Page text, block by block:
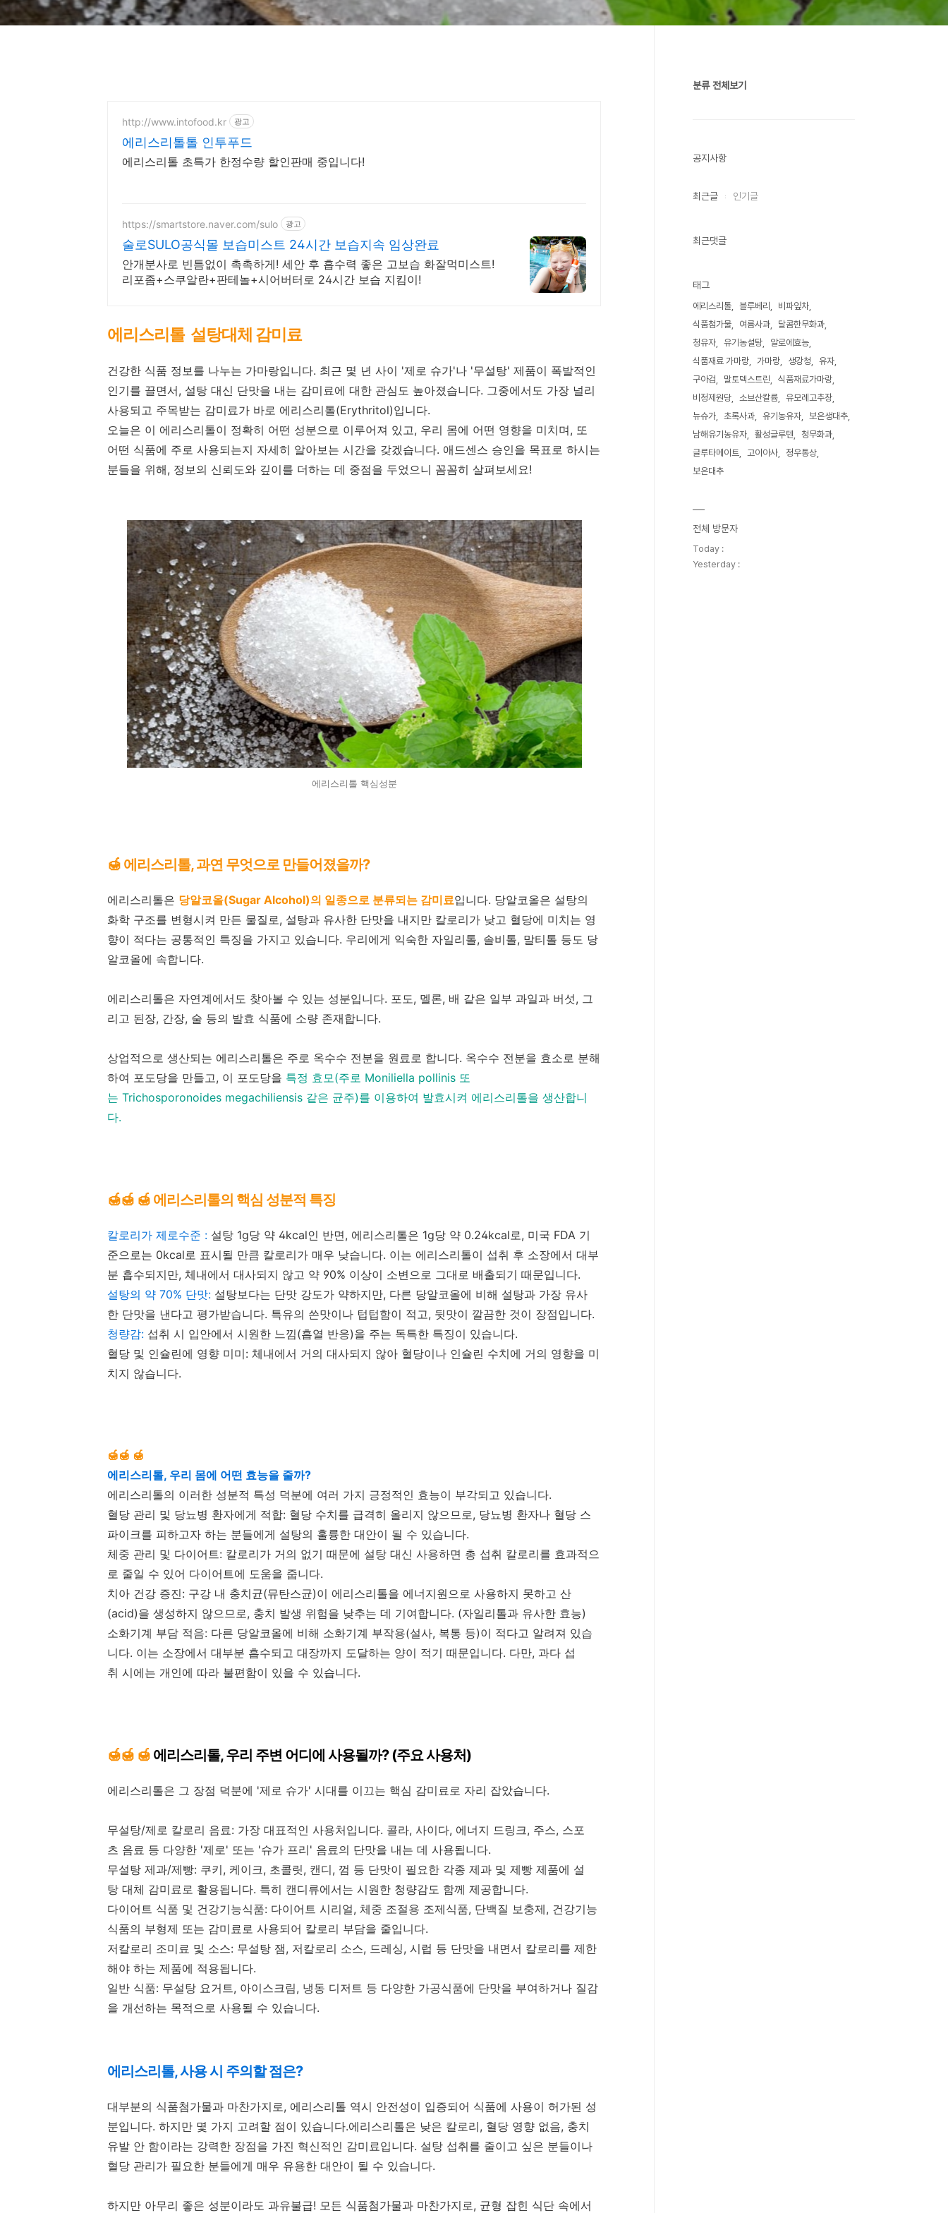
http://www.intofood.kr 광고
에리스리톨톨 인투푸드
에리스리톨 초특가 한정수량 할인판매 중입니다!
https://smartstore.naver.com/sulo 광고
술로SULO공식몰 보습미스트 24시간 보습지속 임상완료
안개분사로 빈틈없이 촉촉하게! 세안 후 흡수력 좋은 고보습 화잘먹미스트!
리포좀+스쿠알란+판테놀+시어버터로 24시간 보습 지킴이!
에리스리톨 설탕대체 감미료
건강한 식품 정보를 나누는 가마랑입니다. 최근 몇 년 사이 '제로 슈가'나 '무설탕' 제품이 폭발적인
인기를 끌면서, 설탕 대신 단맛을 내는 감미료에 대한 관심도 높아졌습니다. 그중에서도 가장 널리
사용되고 주목받는 감미료가 바로 에리스리톨(Erythritol)입니다.
오늘은 이 에리스리톨이 정확히 어떤 성분으로 이루어져 있고, 우리 몸에 어떤 영향을 미치며, 또
어떤 식품에 주로 사용되는지 자세히 알아보는 시간을 갖겠습니다. 애드센스 승인을 목표로 하시는
분들을 위해, 정보의 신뢰도와 깊이를 더하는 데 중점을 두었으니 꼼꼼히 살펴보세요!
에리스리톨 핵심성분
🍯 에리스리톨, 과연 무엇으로 만들어졌을까?
에리스리톨은 당알코올(Sugar Alcohol)의 일종으로 분류되는 감미료입니다. 당알코올은 설탕의
화학 구조를 변형시켜 만든 물질로, 설탕과 유사한 단맛을 내지만 칼로리가 낮고 혈당에 미치는 영
향이 적다는 공통적인 특징을 가지고 있습니다. 우리에게 익숙한 자일리톨, 솔비톨, 말티톨 등도 당
알코올에 속합니다.
에리스리톨은 자연계에서도 찾아볼 수 있는 성분입니다. 포도, 멜론, 배 같은 일부 과일과 버섯, 그
리고 된장, 간장, 술 등의 발효 식품에 소량 존재합니다.
상업적으로 생산되는 에리스리톨은 주로 옥수수 전분을 원료로 합니다. 옥수수 전분을 효소로 분해
하여 포도당을 만들고, 이 포도당을 특정 효모(주로 Moniliella pollinis 또
는 Trichosporonoides megachiliensis 같은 균주)를 이용하여 발효시켜 에리스리톨을 생산합니
다.
🍯🍯 🍯 에리스리톨의 핵심 성분적 특징
칼로리가 제로수준 : 설탕 1g당 약 4kcal인 반면, 에리스리톨은 1g당 약 0.24kcal로, 미국 FDA 기
준으로는 0kcal로 표시될 만큼 칼로리가 매우 낮습니다. 이는 에리스리톨이 섭취 후 소장에서 대부
분 흡수되지만, 체내에서 대사되지 않고 약 90% 이상이 소변으로 그대로 배출되기 때문입니다.
설탕의 약 70% 단맛: 설탕보다는 단맛 강도가 약하지만, 다른 당알코올에 비해 설탕과 가장 유사
한 단맛을 낸다고 평가받습니다. 특유의 쓴맛이나 텁텁함이 적고, 뒷맛이 깔끔한 것이 장점입니다.
청량감: 섭취 시 입안에서 시원한 느낌(흡열 반응)을 주는 독특한 특징이 있습니다.
혈당 및 인슐린에 영향 미미: 체내에서 거의 대사되지 않아 혈당이나 인슐린 수치에 거의 영향을 미
치지 않습니다.
🍯🍯 🍯
에리스리톨, 우리 몸에 어떤 효능을 줄까?
에리스리톨의 이러한 성분적 특성 덕분에 여러 가지 긍정적인 효능이 부각되고 있습니다.
혈당 관리 및 당뇨병 환자에게 적합: 혈당 수치를 급격히 올리지 않으므로, 당뇨병 환자나 혈당 스
파이크를 피하고자 하는 분들에게 설탕의 훌륭한 대안이 될 수 있습니다.
체중 관리 및 다이어트: 칼로리가 거의 없기 때문에 설탕 대신 사용하면 총 섭취 칼로리를 효과적으
로 줄일 수 있어 다이어트에 도움을 줍니다.
치아 건강 증진: 구강 내 충치균(뮤탄스균)이 에리스리톨을 에너지원으로 사용하지 못하고 산
(acid)을 생성하지 않으므로, 충치 발생 위험을 낮추는 데 기여합니다. (자일리톨과 유사한 효능)
소화기계 부담 적음: 다른 당알코올에 비해 소화기계 부작용(설사, 복통 등)이 적다고 알려져 있습
니다. 이는 소장에서 대부분 흡수되고 대장까지 도달하는 양이 적기 때문입니다. 다만, 과다 섭
취 시에는 개인에 따라 불편함이 있을 수 있습니다.
🍯🍯 🍯 에리스리톨, 우리 주변 어디에 사용될까? (주요 사용처)
에리스리톨은 그 장점 덕분에 '제로 슈가' 시대를 이끄는 핵심 감미료로 자리 잡았습니다.
무설탕/제로 칼로리 음료: 가장 대표적인 사용처입니다. 콜라, 사이다, 에너지 드링크, 주스, 스포
츠 음료 등 다양한 '제로' 또는 '슈가 프리' 음료의 단맛을 내는 데 사용됩니다.
무설탕 제과/제빵: 쿠키, 케이크, 초콜릿, 캔디, 껌 등 단맛이 필요한 각종 제과 및 제빵 제품에 설
탕 대체 감미료로 활용됩니다. 특히 캔디류에서는 시원한 청량감도 함께 제공합니다.
다이어트 식품 및 건강기능식품: 다이어트 시리얼, 체중 조절용 조제식품, 단백질 보충제, 건강기능
식품의 부형제 또는 감미료로 사용되어 칼로리 부담을 줄입니다.
저칼로리 조미료 및 소스: 무설탕 잼, 저칼로리 소스, 드레싱, 시럽 등 단맛을 내면서 칼로리를 제한
해야 하는 제품에 적용됩니다.
일반 식품: 무설탕 요거트, 아이스크림, 냉동 디저트 등 다양한 가공식품에 단맛을 부여하거나 질감
을 개선하는 목적으로 사용될 수 있습니다.
에리스리톨, 사용 시 주의할 점은?
대부분의 식품첨가물과 마찬가지로, 에리스리톨 역시 안전성이 입증되어 식품에 사용이 허가된 성
분입니다. 하지만 몇 가지 고려할 점이 있습니다.에리스리톨은 낮은 칼로리, 혈당 영향 없음, 충치
유발 안 함이라는 강력한 장점을 가진 혁신적인 감미료입니다. 설탕 섭취를 줄이고 싶은 분들이나
혈당 관리가 필요한 분들에게 매우 유용한 대안이 될 수 있습니다.
하지만 아무리 좋은 성분이라도 과유불급! 모든 식품첨가물과 마찬가지로, 균형 잡힌 식단 속에서
분류 전체보기
공지사항
최근글 인기글
최근댓글
태그
에리스리톨 블루베리
비파잎차
식품첨가물
여름사과
달콤한무화과
청유자
유기농설탕
알로에효능
식품재료 가마랑
가마랑 생강청
유자
구아검
말토덱스트린
식품재료가마랑
비정제원당
소브산칼륨
유모례고추장
뉴슈가
초록사과 유기농유자
보은생대추
남해유기농유자
활성글루텐
청무화과
글루타메이트
고이아사
정우통상
보은대추
전체 방문자
Today :
Yesterday :